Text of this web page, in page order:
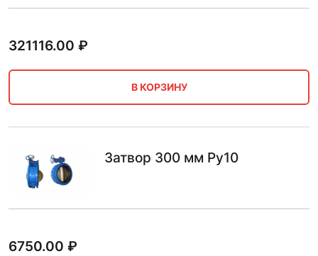
321116.00 ₽
В КОРЗИНУ
Затвор 300 мм Ру10
6750.00 ₽